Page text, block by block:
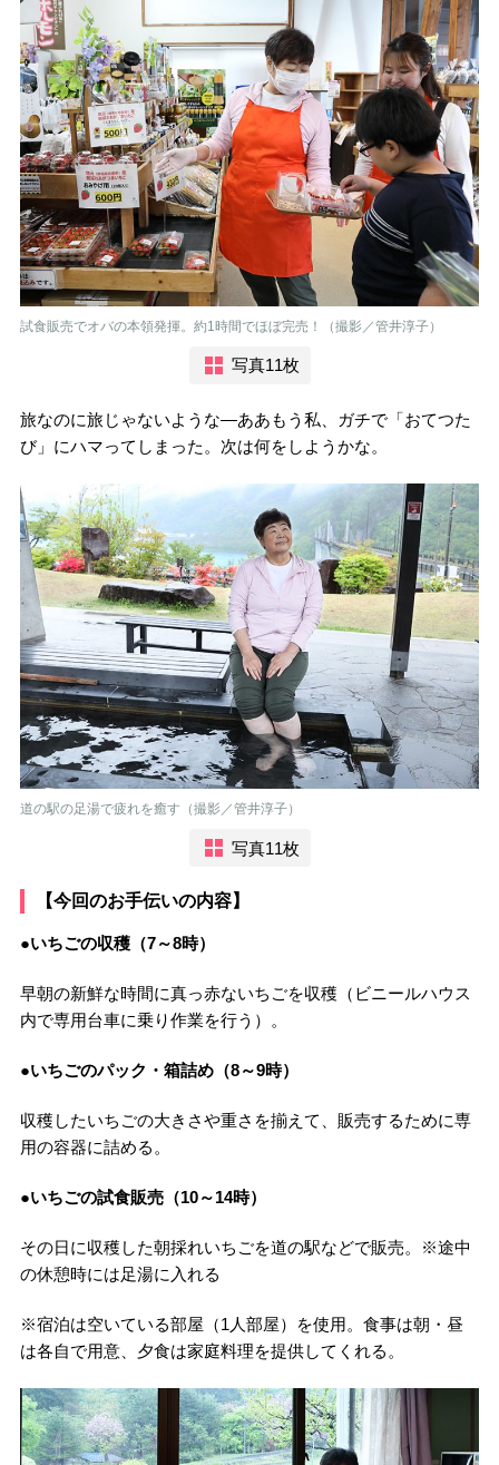
試食販売でオバの本領発揮。約1時間でほぼ完売！（撮影／管井淳子）
写真11枚
旅なのに旅じゃないような―ああもう私、ガチで「おてつた
び」にハマってしまった。次は何をしようかな。
道の駅の足湯で疲れを癒す（撮影／管井淳子）
写真11枚
【今回のお手伝いの内容】
●いちごの収穫（7～8時）
早朝の新鮮な時間に真っ赤ないちごを収穫（ビニールハウス
内で専用台車に乗り作業を行う）。
●いちごのパック・箱詰め（8～9時）
収穫したいちごの大きさや重さを揃えて、販売するために専
用の容器に詰める。
●いちごの試食販売（10～14時）
その日に収穫した朝採れいちごを道の駅などで販売。※途中
の休憩時には足湯に入れる
※宿泊は空いている部屋（1人部屋）を使用。食事は朝・昼
は各自で用意、夕食は家庭料理を提供してくれる。